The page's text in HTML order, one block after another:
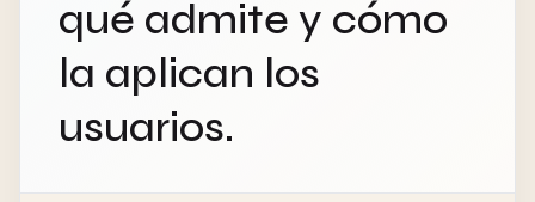
qué admite y cómo
la aplican los
usuarios.